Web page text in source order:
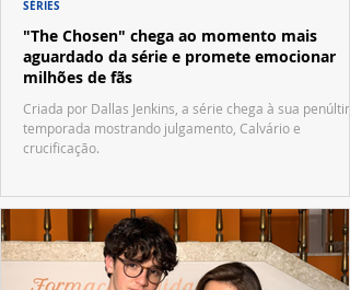
"The Chosen" chega ao momento mais
aguardado da série e promete emocionar
milhões de fãs
Criada por Dallas Jenkins, a série chega à sua
temporada mostrando julgamento, Calvário e
crucificação.
SÉRIES